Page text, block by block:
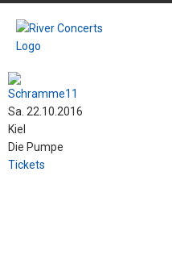
Schramme11
Sa. 22.10.2016
Kiel
Die Pumpe
Tickets